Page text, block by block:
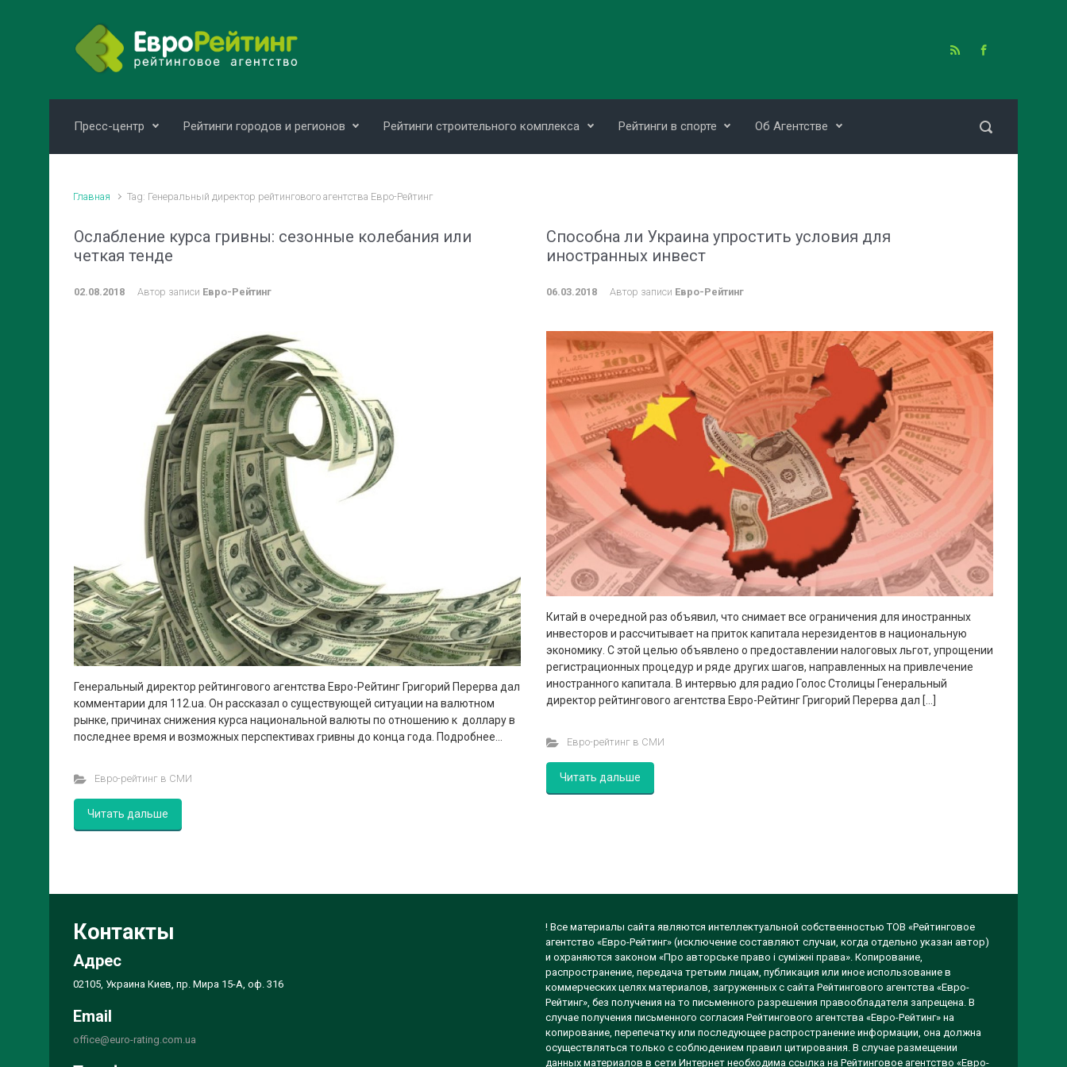
Пресс-центр Рейтинги городов и регионов Рейтинги строительного комплекса Рейтинги в спорте Об Агентстве
Главная Tag: Генеральный директор рейтингового агентства Евро-Рейтинг
Ослабление курса гривны: сезонные колебания или
четкая тенде
02.08.2018 Автор записи Евро-Рейтинг
Генеральный директор рейтингового агентства Евро-Рейтинг Григорий Перерва дал
комментарии для 112.ua. Он рассказал о существующей ситуации на валютном
рынке, причинах снижения курса национальной валюты по отношению к доллару в
последнее время и возможных перспективах гривны до конца года. Подробнее…
Евро-рейтинг в СМИ
Читать дальше
Способна ли Украина упростить условия для
иностранных инвест
06.03.2018 Автор записи Евро-Рейтинг
Китай в очередной раз объявил, что снимает все ограничения для иностранных
инвесторов и рассчитывает на приток капитала нерезидентов в национальную
экономику. С этой целью объявлено о предоставлении налоговых льгот, упрощении
регистрационных процедур и ряде других шагов, направленных на привлечение
иностранного капитала. В интервью для радио Голос Столицы Генеральный
директор рейтингового агентства Евро-Рейтинг Григорий Перерва дал […]
Евро-рейтинг в СМИ
Читать дальше
Контакты
Адрес
02105, Украина Киев, пр. Мира 15-А, оф. 316
Email
office@euro-rating.com.ua
! Все материалы сайта являются интеллектуальной собственностью ТОВ «Рейтинговое
агентство «Евро-Рейтинг» (исключение составляют случаи, когда отдельно указан автор)
и охраняются законом «Про авторське право і суміжні права». Копирование,
распространение, передача третьим лицам, публикация или иное использование в
коммерческих целях материалов, загруженных с сайта Рейтингового агентства «Евро-
Рейтинг», без получения на то письменного разрешения правообладателя запрещена. В
случае получения письменного согласия Рейтингового агентства «Евро-Рейтинг» на
копирование, перепечатку или последующее распространение информации, она должна
осуществляться только с соблюдением правил цитирования. В случае размещении
данных материалов в сети Интернет необходима ссылка на Рейтинговое агентство «Евро-